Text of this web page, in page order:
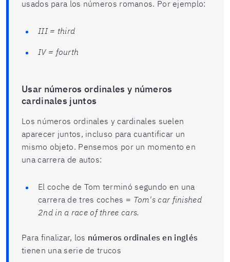
usados para los números romanos. Por ejemplo:
III = third
IV = fourth
Usar números ordinales y números
cardinales juntos
Los números ordinales y cardinales suelen
aparecer juntos, incluso para cuantificar un
mismo objeto. Pensemos por un momento en
una carrera de autos:
El coche de Tom terminó segundo en una
carrera de tres coches = Tom's car finished
2nd in a race of three cars.
Para finalizar, los números ordinales en inglés
tienen una serie de trucos